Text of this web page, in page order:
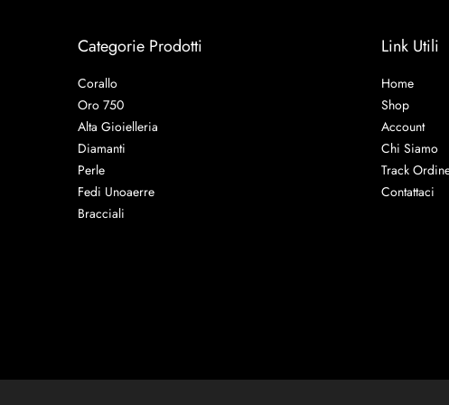
Categorie Prodotti
Corallo
Oro 750
Alta Gioielleria
Diamanti
Perle
Fedi Unoaerre
Bracciali
Link Utili
Home
Shop
Account
Chi Siamo
Track
Contattaci